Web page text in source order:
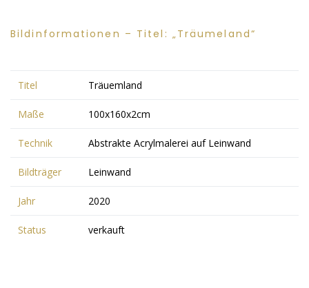
Bildinformationen – Titel: „Träumeland“
Titel Träuemland
Maße 100x160x2cm
Technik Abstrakte Acrylmalerei auf Leinwand
Bildträger Leinwand
Jahr 2020
Status verkauft